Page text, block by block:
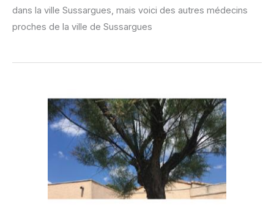
dans la ville Sussargues, mais voici des autres médecins
proches de la ville de Sussargues